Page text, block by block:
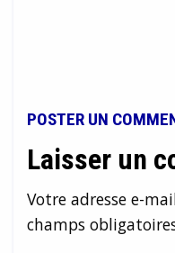
POSTER UN
Laisser un
Votre adresse e-
champs